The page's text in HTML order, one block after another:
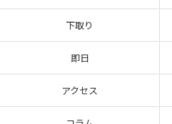
下取り
即日
アクセス